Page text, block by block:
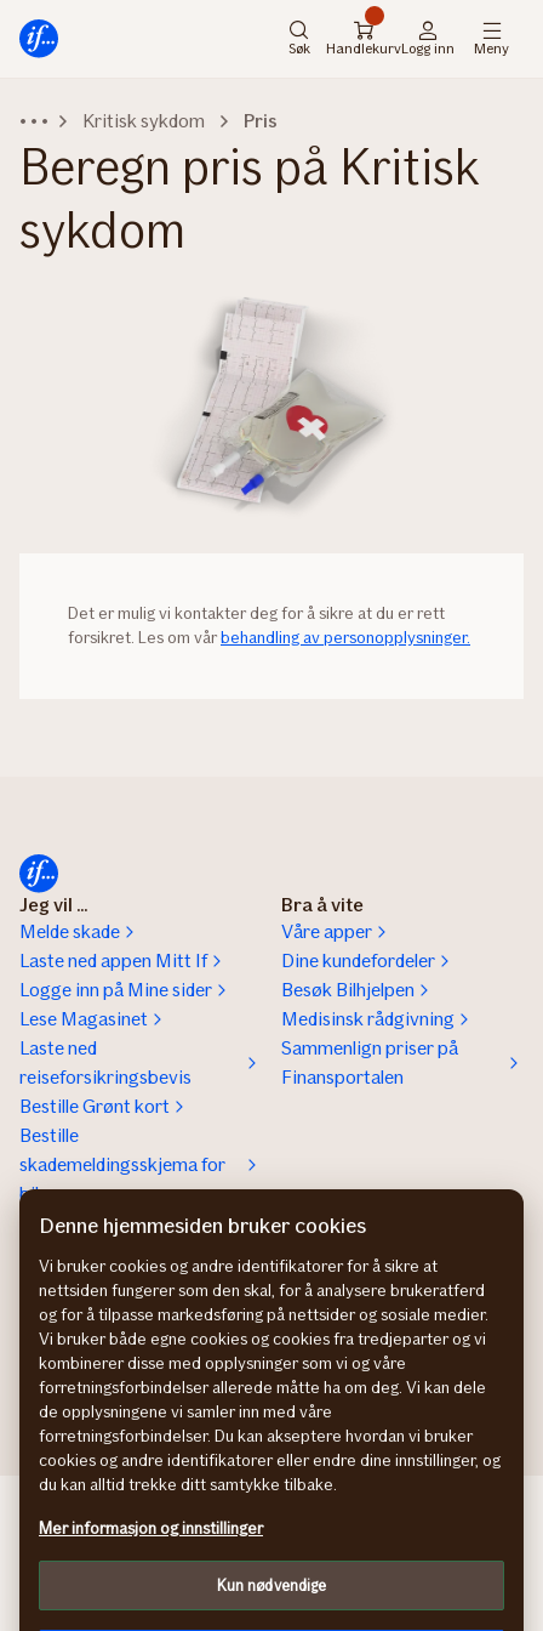
innhold
Søk HandlekurvLogg inn Meny
Kritisk sykdom Pris
Beregn pris på Kritisk
sykdom
Det er mulig vi kontakter deg for å sikre at du er rett
forsikret. Les om vårbehandling av personopplysninger.
Jeg vil ...
Melde skade
Laste ned appen Mitt If
Logge inn på Mine sider
Lese Magasinet
Laste ned
reiseforsikringsbevis
Bestille Grønt kort
Bestille
skademeldingsskjema for
bil
Bra å vite
Våre apper
Dine kundefordeler
Besøk Bilhjelpen
Medisinsk rådgivning
Sammenlign priser på
Finansportalen
Om If
Om If
Bærekraft og klima
Jobb hos oss
Presse
Kontakt If
Kundeservice
Betaling og faktura
Hvis du ikke er fornøyd
Presse
Bedrift
If Skadeforsikring DK
If Vahinkovakuutus FI
Behandling av personopplysninger
Cookies
Denne hjemmesiden bruker cookies
Vi bruker cookies og andre identifikatorer for å sikre at
nettsiden fungerer som den skal, for å analysere brukeratferd
og for å tilpasse markedsføring på nettsider og sosiale medier.
Vi bruker både egne cookies og cookies fra tredjeparter og vi
kombinerer disse med opplysninger som vi og våre
forretningsforbindelser allerede måtte ha om deg. Vi kan dele
de opplysningene vi samler inn med våre
forretningsforbindelser. Du kan akseptere hvordan vi bruker
cookies og andre identifikatorer eller endre dine innstillinger, og
du kan alltid trekke ditt samtykke tilbake.
Mer informasjon og innstillinger
Kun nødvendige